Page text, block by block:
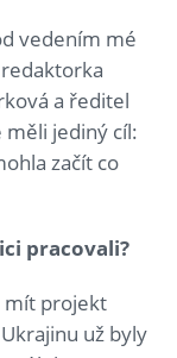
vedením mé
a ředitel
měli jediný cíl:
začít co
pracovali?
mít projekt
už byly